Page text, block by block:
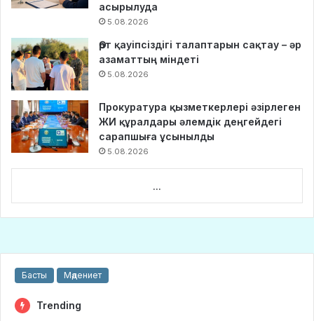
асырылуда
5.08.2026
Өрт қауіпсіздігі талаптарын сақтау – әр
азаматтың міндеті
5.08.2026
Прокуратура қызметкерлері әзірлеген
ЖИ құралдары әлемдік деңгейдегі
сарапшыға ұсынылды
5.08.2026
...